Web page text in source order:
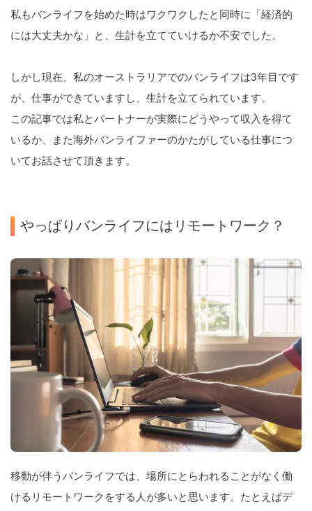
私もバンライフを始めた時はワクワクしたと同時に「経済的
には大丈夫かな」と、生計を立てていけるか不安でした。
しかし現在、私のオーストラリアでのバンライフは3年目です
が、仕事ができていますし、生計を立てられています。
この記事では私とパートナーが実際にどうやって収入を得て
いるか、また海外バンライファーのかたがしている仕事につ
いてお話させて頂きます。
やっぱりバンライフにはリモートワーク？
移動が伴うバンライフでは、場所にとらわれることがなく働
けるリモートワークをする人が多いと思います。たとえばデ